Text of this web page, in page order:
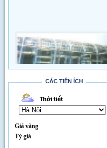
Thi công đường qua SVĐ Quốc Gia
CÁC TIỆN ÍCH
Giá vàng
Tỷ giá